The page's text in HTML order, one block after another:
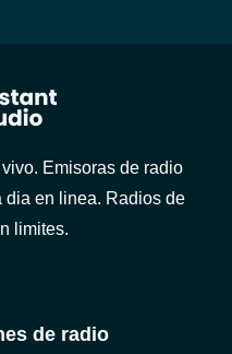
Emisoras de radio
dia en linea. Radios de
limites.
de radio